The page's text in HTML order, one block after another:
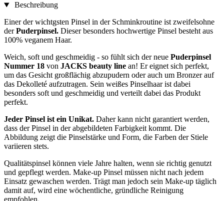
Beschreibung
Einer der wichtgsten Pinsel in der Schminkroutine ist zweifelsohne
derPuderpinsel. Dieser besonders hochwertige Pinsel besteht aus
100% veganem Haar.
Weich, soft und geschmeidig - so fühlt sich der neue Puderpinsel
Nummer 18 von JACKS beauty line an! Er eignet sich perfekt,
um das Gesicht großflächig abzupudern oder auch um Bronzer auf
das Dekolleté aufzutragen. Sein weißes Pinselhaar ist dabei
besonders soft und geschmeidig und verteilt dabei das Produkt
perfekt.
Jeder Pinsel ist ein Unikat. Daher kann nicht garantiert werden,
dass der Pinsel in der abgebildeten Farbigkeit kommt. Die
Abbildung zeigt die Pinselstärke und Form, die Farben der Stiele
variieren stets.
Qualitätspinsel können viele Jahre halten, wenn sie richtig genutzt
und gepflegt werden. Make-up Pinsel müssen nicht nach jedem
Einsatz gewaschen werden. Trägt man jedoch sein Make-up täglich
damit auf, wird eine wöchentliche, gründliche Reinigung